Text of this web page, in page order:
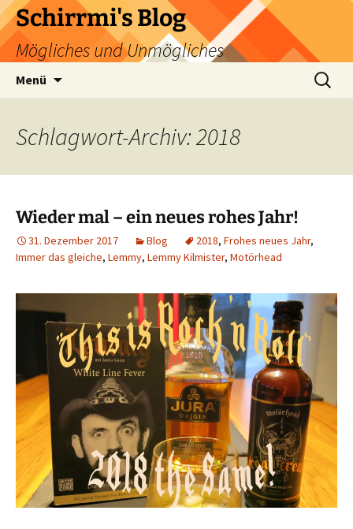
Zum
Inhalt
springen
Schirrmi's Blog
Mögliches und Unmögliches
Menü
Suchen
nach:
Schlagwort-Archiv: 2018
Wieder mal – ein neues rohes Jahr!
31. Dezember 2017 Blog 2018, Frohes neues Jahr,
Immer das gleiche, Lemmy, Lemmy Kilmister, Motörhead